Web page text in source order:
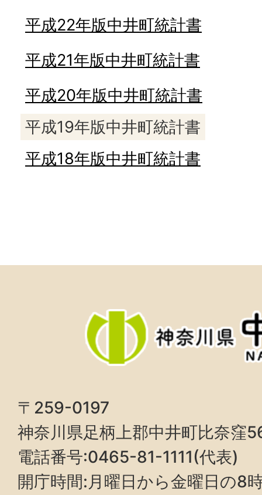
平成22年版中井町統計書
平成21年版中井町統計書
平成20年版中井町統計書
平成19年版中井町統計書
平成18年版中井町統計書
〒259-0197
神奈川県足柄上郡中井町比奈窪
電話番号:0465-81-1111(代表)
開庁時間:月曜日から金曜日の8